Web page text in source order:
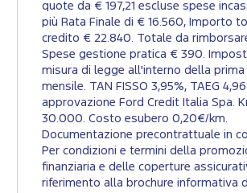
quote da € 197,21 escluse spese
più Rata Finale di € 16.560, Importo
credito € 22.840. Totale da rimborsare
Spese gestione pratica € 390.
misura di legge all'interno della
mensile. TAN FISSO 3,95%, TAEG
approvazione Ford Credit Italia Spa.
30.000. Costo esubero 0,20€/km.
Documentazione precontrattuale in
Per condizioni e termini della
finanziaria e delle coperture
riferimento alla brochure informativa